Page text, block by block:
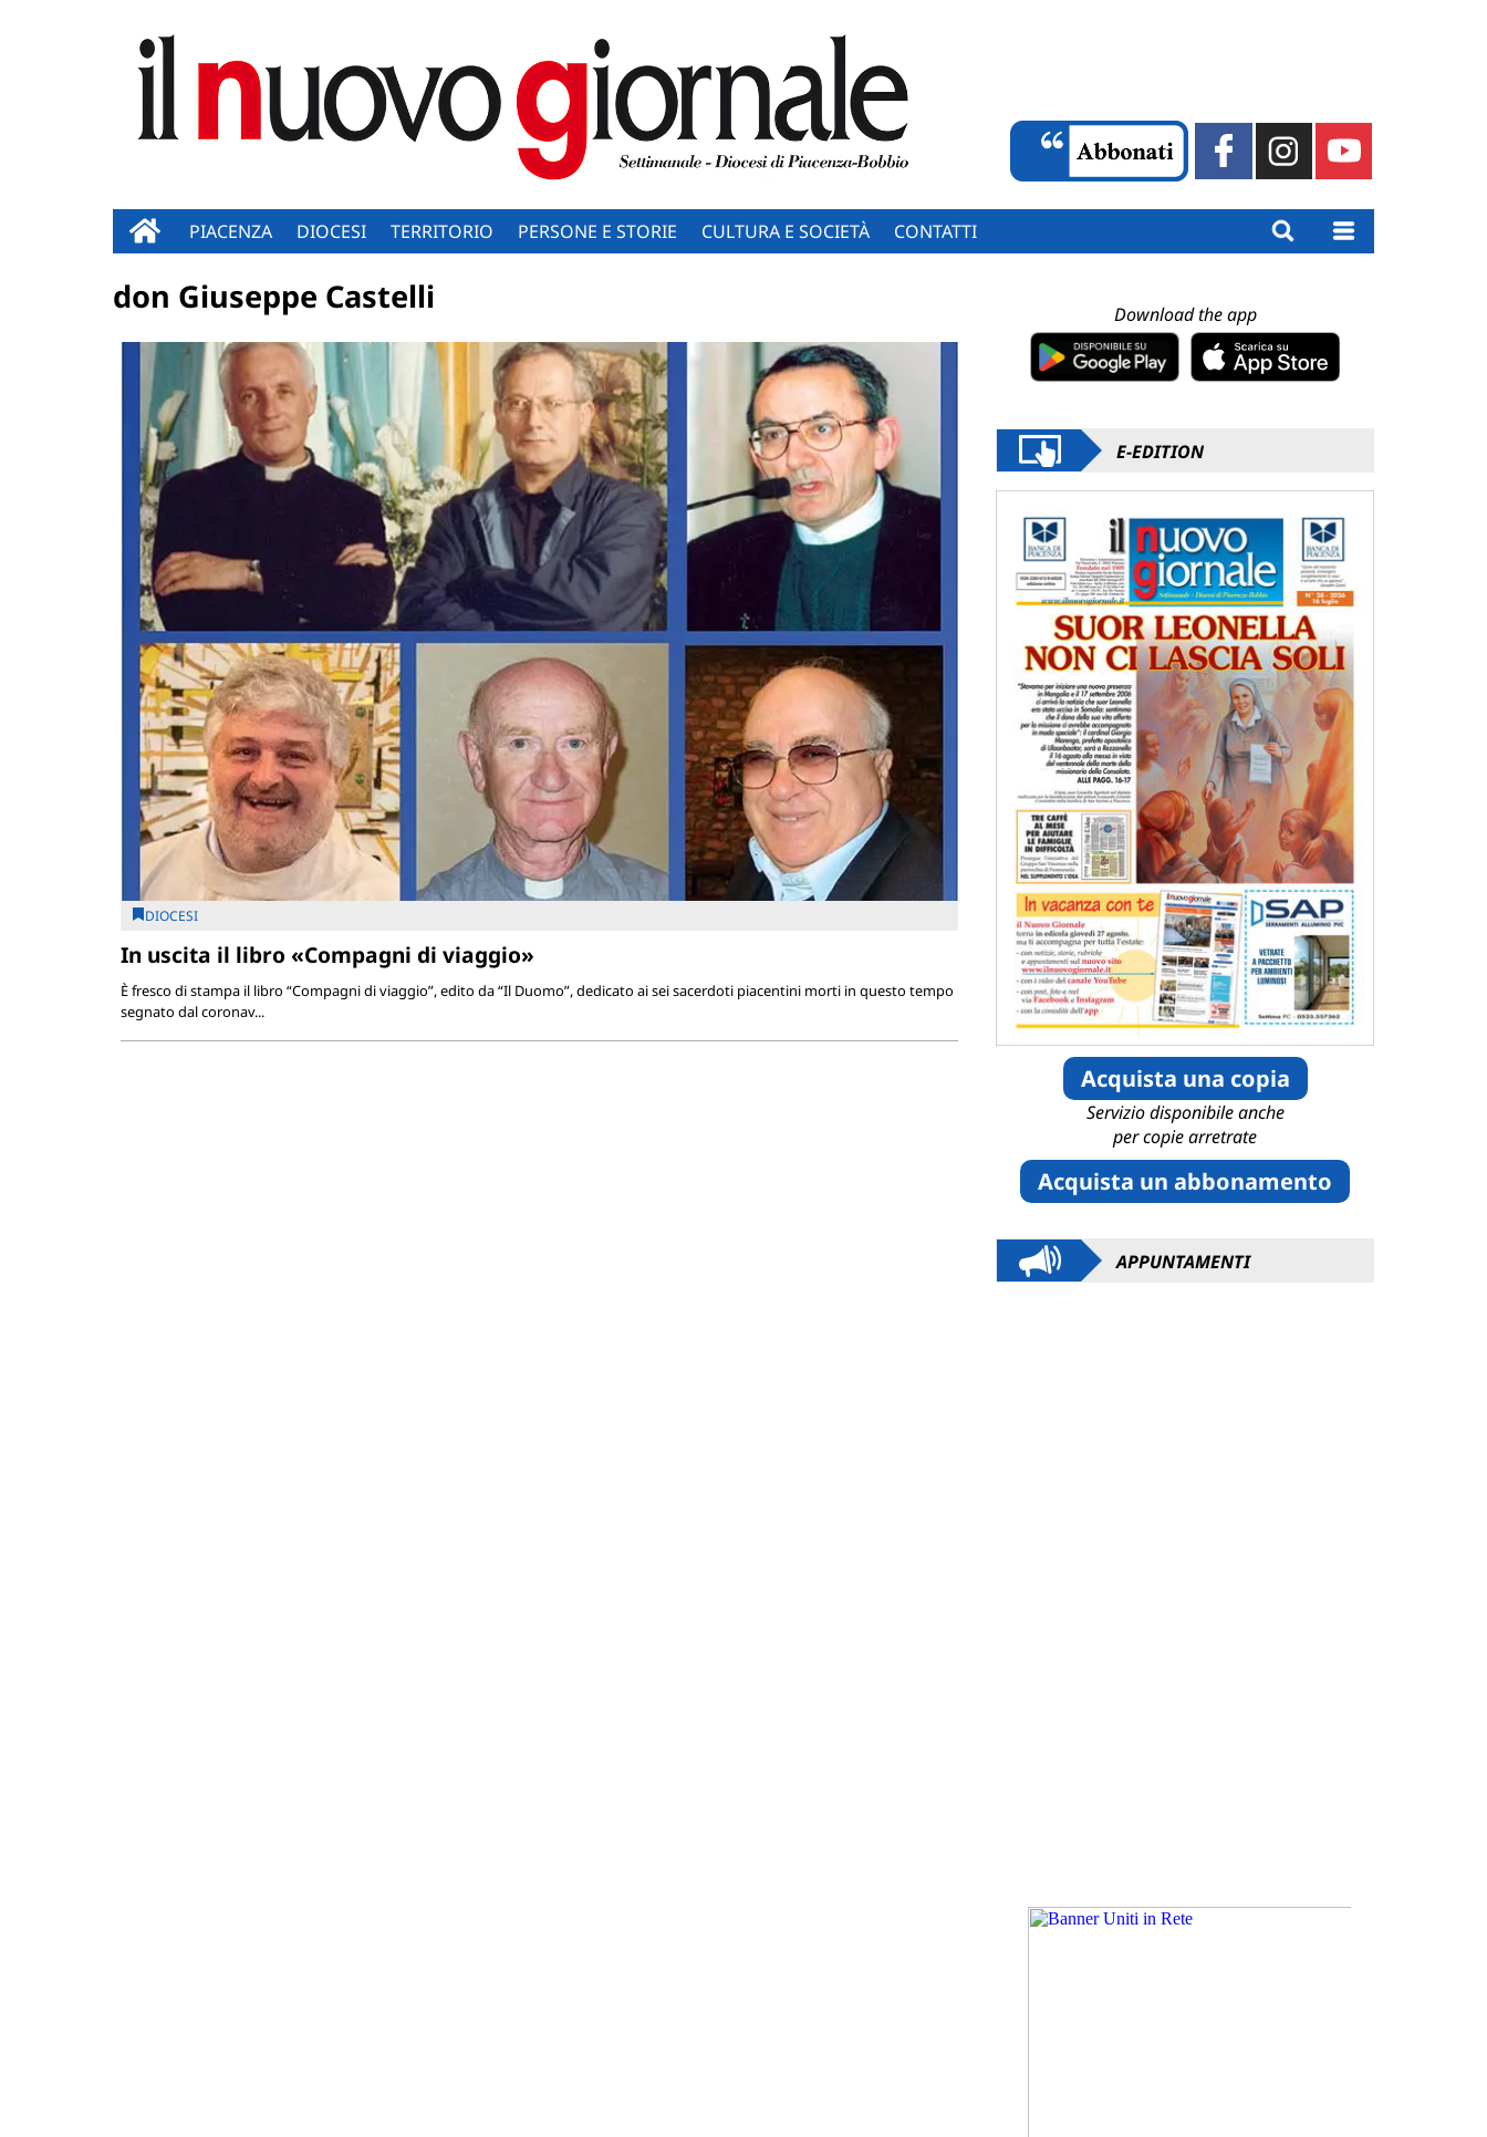
PIACENZA DIOCESI TERRITORIO PERSONE E STORIE CULTURA E SOCIETÀ CONTATTI
don Giuseppe Castelli
DIOCESI
In uscita il libro «Compagni di viaggio»
È fresco di stampa il libro “Compagni di viaggio”, edito da “Il Duomo”, dedicato ai sei sacerdoti piacentini morti in questo tempo
segnato dal coronav...
Download the app
E-EDITION
Acquista una copia
Servizio disponibile anche
per copie arretrate
Acquista un abbonamento
APPUNTAMENTI